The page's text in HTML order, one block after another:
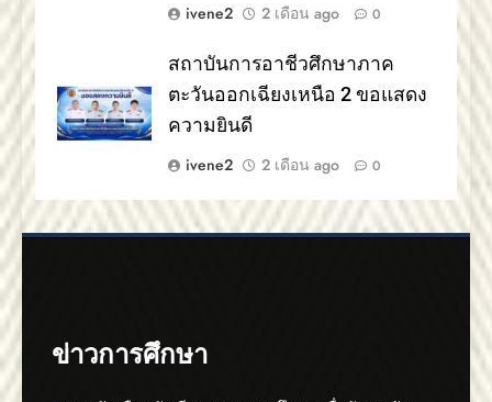
ivene2
2 เดือน ago 0
สถาบันการอาชีวศึกษาภาค
ตะวันออกเฉียงเหนือ 2 ขอแสดง
ความยินดี
ivene2
2 เดือน ago 0
ข่าวการศึกษา